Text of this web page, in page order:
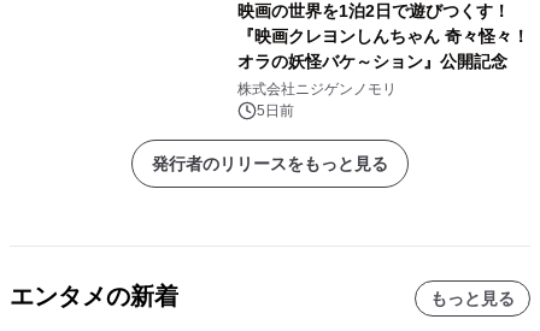
映画の世界を1泊2日で遊びつくす！
『映画クレヨンしんちゃん 奇々怪々！
オラの妖怪バケ～ション』公開記念
株式会社ニジゲンノモリ
5日前
発行者のリリースをもっと見る
エンタメの新着 もっと見る